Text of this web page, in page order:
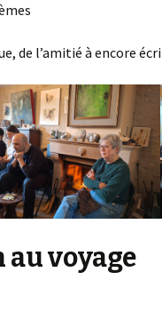
de l’amitié à encore
voyage